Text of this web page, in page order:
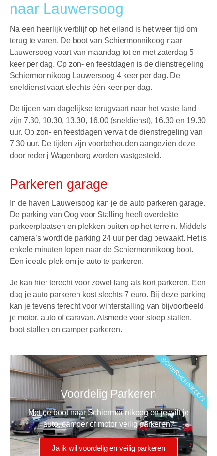
naar Lauwersoog
Na een heerlijk verblijf op het eiland is het weer tijd om
terug te varen. De boot van Schiermonnikoog naar
Lauwersoog vaart van maandag tot en met zaterdag 5
keer per dag. Op zon- en feestdagen is de dienstregeling
Schiermonnikoog Lauwersoog 4 keer per dag. De
sneldienst vaart slechts één keer per dag.
De tijden van dagelijkse terugvaart naar het vaste land
zijn 7.30, 10.30, 13.30, 16.00 (sneldienst), 16.30 en 19.30
uur. Op zon- en feestdagen vervalt de dienstregeling van
7.30 uur. De tijden zijn voorbehouden aangezien deze
door rederij Wagenborg worden vastgesteld.
Parkeren garage
In de haven Lauwersoog kan je de auto parkeren garage.
De parking van Oog voor Stalling heeft overdekte
parkeerplaatsen en plekken buiten op het terrein. Middels
camera’s wordt de parking 24 uur per dag bewaakt. Het is
enkele minuten lopen naar de Schiermonnikoog boot.
Een ideale plek om je auto te parkeren.
Je kan hier terecht voor zowel lang als kort parkeren. Een
dag je auto parkeren kost slechts 7 euro. Bij deze parking
kan je tevens terecht voor winterstalling van bijvoorbeeld
je motor, auto of caravan. Alsmede voor sloep stallen,
boot stallen en camper parkeren.
Voordelig Parkeren
Met de boot naar Schiermonnikoog en je wilt je
auto, camper of motor veilig parkeren?
Ja ik wil voordelig en veilig parkeren
SCHIERMONNIKOOG